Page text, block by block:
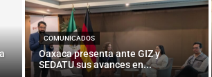
COMUNICADOS
Oaxaca presenta ante GIZ y
SEDATU sus avances en...